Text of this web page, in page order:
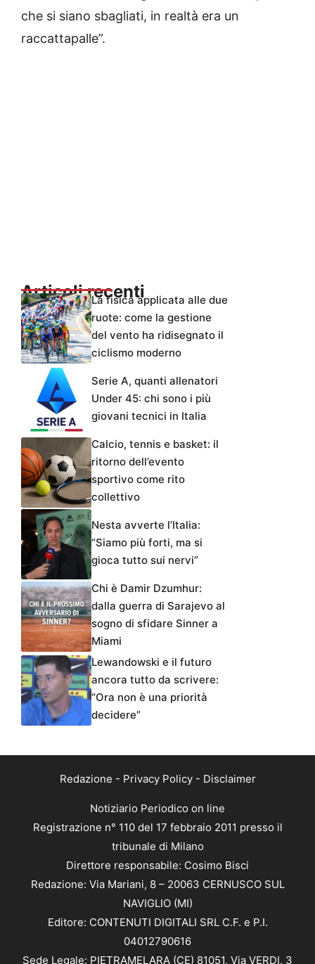
che si siano sbagliati, in realtà era un
raccattapalle”.
Articoli recentiLa fisica applicata alle due
ruote: come la gestione
del vento ha ridisegnato il
ciclismo moderno
Serie A, quanti allenatori
Under 45: chi sono i più
giovani tecnici in Italia
Calcio, tennis e basket: il
ritorno dell’evento
sportivo come rito
collettivo
Nesta avverte l’Italia:
“Siamo più forti, ma si
gioca tutto sui nervi”
Chi è Damir Dzumhur:
dalla guerra di Sarajevo al
sogno di sfidare Sinner a
Miami
Lewandowski e il futuro
ancora tutto da scrivere:
“Ora non è una priorità
decidere”
Redazione - Privacy Policy- Disclaimer
Notiziario Periodico on line
Registrazione n° 110 del 17 febbraio 2011 presso il
tribunale di Milano
Direttore responsabile: Cosimo Bisci
Redazione: Via Mariani, 8 – 20063 CERNUSCO SUL
NAVIGLIO (MI)
Editore: CONTENUTI DIGITALI SRL C.F. e P.I.
04012790616
Sede Legale: PIETRAMELARA (CE) 81051, Via VERDI, 3